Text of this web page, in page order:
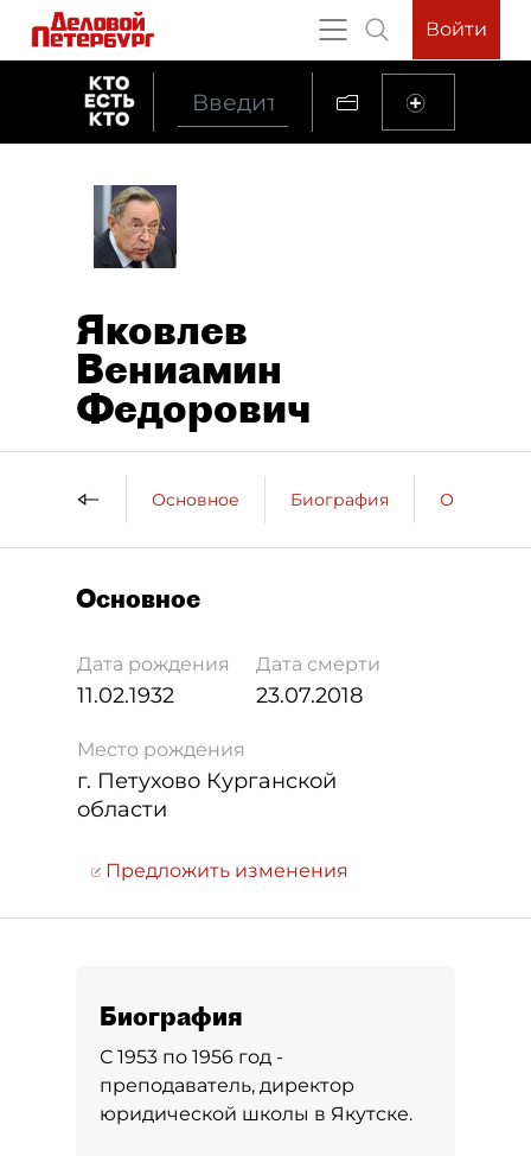
Войти
Яковлев
Вениамин
Федорович
Основное Биография
Основное
Дата рождения
11.02.1932
Дата смерти
23.07.2018
Место рождения
г. Петухово Курганской
области
Предложить изменения
Биография
С 1953 по 1956 год -
преподаватель, директор
юридической школы в Якутске.